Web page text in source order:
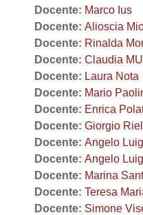
Docente: Marco Ius
Docente: Alioscia
Docente: Rinalda
Docente: Claudia
Docente: Laura Nota
Docente: Mario
Docente: Enrica
Docente: Giorgio
Docente: Angelo
Docente: Angelo
Docente: Marina
Docente: Teresa
Docente: Simone